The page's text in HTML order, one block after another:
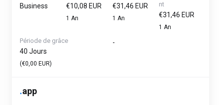
Business €10,08 EUR
1 An
€31,46 EUR
1 An
nt
€31,46 EUR
1 An
Période de grâce
40 Jours
(€0,00 EUR)
-
.app